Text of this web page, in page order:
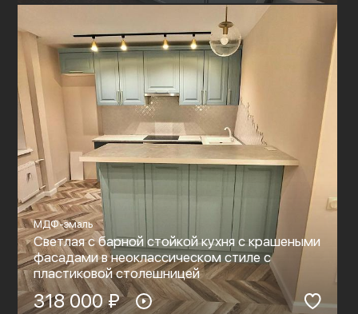
МДФ-эмаль
Светлая с барной стойкой кухня с крашеными
фасадами в неоклассическом стиле с
пластиковой столешницей
318 000 ₽